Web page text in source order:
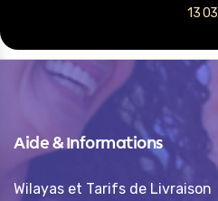
13 03
Aide & Informations
Wilayas et Tarifs de Livraison